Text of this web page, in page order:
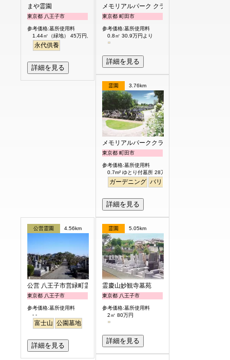
まや霊園
東京都 八王子市
参考価格:墓所使用料
1.44㎡（緑地） 45万円より
永代供養
詳細を見る
メモリアルパーク クラウド御殿山
東京都 町田市
参考価格:墓所使用料
0.8㎡ 30.9万円より
詳細を見る
霊園 3.76km
メモリアルパーククラウド御殿山
東京都 町田市
参考価格:墓所使用料
0.7m² ゆとり付墓所 28万円より
ガーデニング バリアフリー
詳細を見る
公営霊園 4.56km
公営 八王子市営緑町霊園
東京都 八王子市
参考価格:墓所使用料
- -
富士山 公園墓地
詳細を見る
霊園 5.05km
霊慶山妙観寺墓苑
東京都 八王子市
参考価格:墓所使用料
2㎡ 80万円
詳細を見る